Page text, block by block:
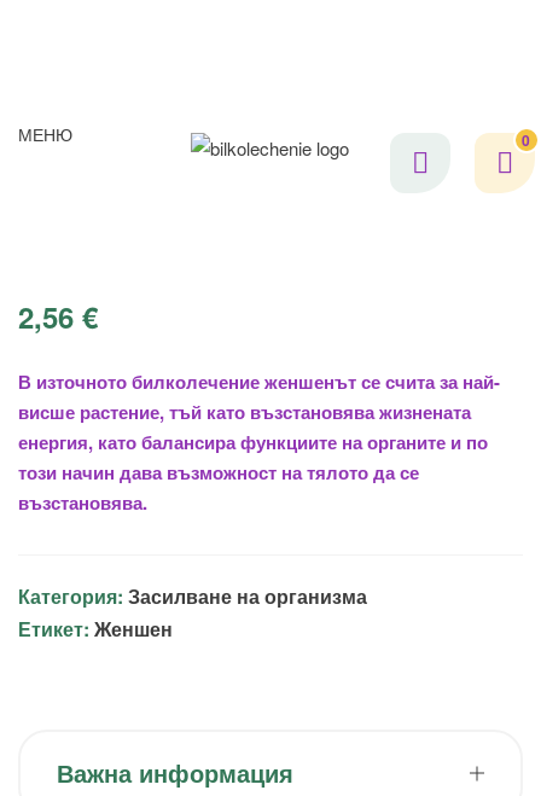
МЕНЮ 0
2,56 €
В източното билколечение женшенът се счита за най-
висше растение, тъй като възстановява жизнената
енергия, като балансира функциите на органите и по
този начин дава възможност на тялото да се
възстановява.
Категория: Засилване на организма
Етикет: Женшен
Важна информация